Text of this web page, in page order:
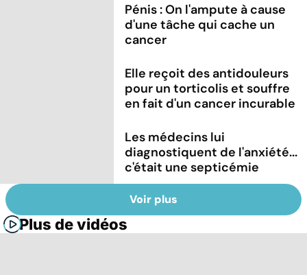
Pénis : On l'ampute à cause
d'une tâche qui cache un
cancer
Elle reçoit des antidouleurs
pour un torticolis et souffre
en fait d'un cancer incurable
Les médecins lui
diagnostiquent de l'anxiété...
c'était une septicémie
Voir plus
Plus de vidéos